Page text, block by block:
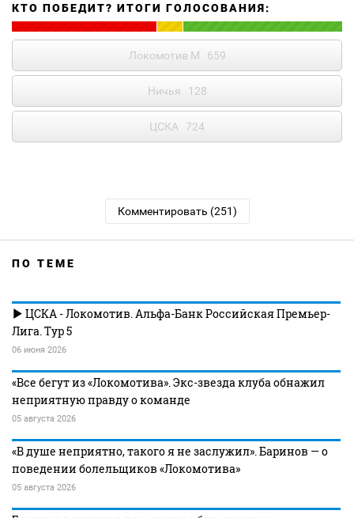
КТО ПОБЕДИТ? ИТОГИ ГОЛОСОВАНИЯ:
Локомотив М 659
Ничья 128
ЦСКА 724
Комментировать (251)
ПО ТЕМЕ
ЦСКА - Локомотив. Альфа-Банк Российская Премьер-
Лига. Тур 5
06 июня 2026
«Все бегут из «Локомотива». Экс-звезда клуба обнажил
неприятную правду о команде
05 августа 2026
«В душе неприятно, такого я не заслужил». Баринов — о
поведении болельщиков «Локомотива»
05 августа 2026